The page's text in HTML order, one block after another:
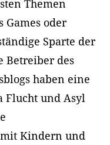
Themen
Games oder
Sparte der
Betreiber des
haben eine
Flucht und Asyl
Kindern und